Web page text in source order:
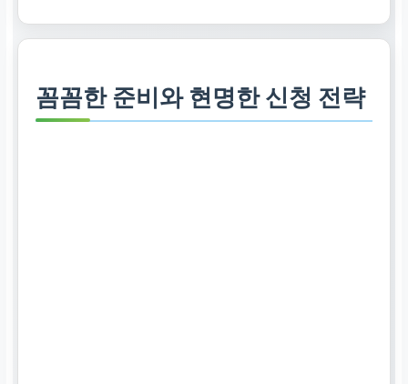
꼼꼼한 준비와 현명한 신청 전략